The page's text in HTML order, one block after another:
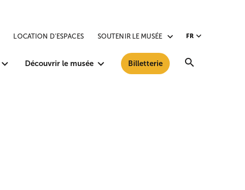
Découvrir le musée Billetterie
LOCATION D’ESPACES SOUTENIR LE MUSÉE FR